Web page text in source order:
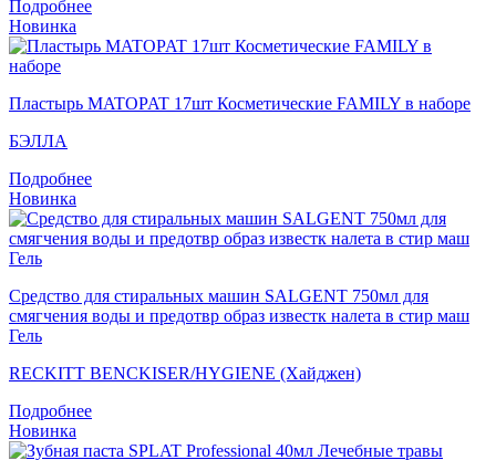
Подробнее
Новинка
Пластырь MATOPAT 17шт Косметические FAMILY в наборе
БЭЛЛА
Подробнее
Новинка
Средство для стиральных машин SALGENT 750мл для
смягчения воды и предотвр образ известк налета в стир маш
Гель
RECKITT BENCKISER/HYGIENE (Хайджен)
Подробнее
Новинка